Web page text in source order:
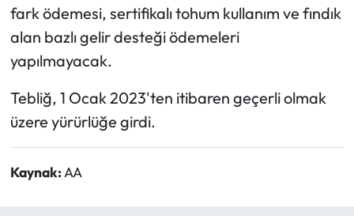
fark ödemesi, sertifikalı tohum kullanım ve fındık
alan bazlı gelir desteği ödemeleri
yapılmayacak.
Tebliğ, 1 Ocak 2023'ten itibaren geçerli olmak
üzere yürürlüğe girdi.
Kaynak: AA